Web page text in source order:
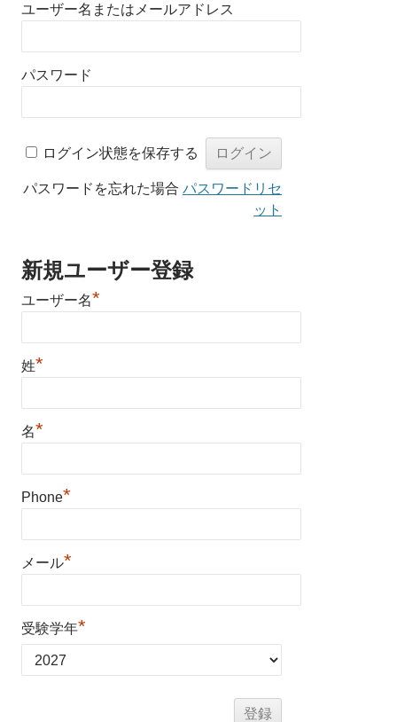
ユーザー名またはメールアドレス
パスワード
ログイン状態を保存する
パスワードを忘れた場合 パスワードリセ
ット
新規ユーザー登録
ユーザー名*
姓*
名*
Phone*
メール*
受験学年*